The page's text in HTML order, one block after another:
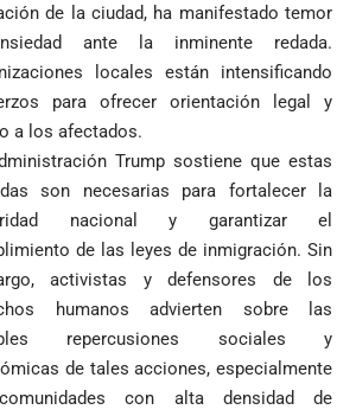
de la ciudad, ha manifestado temor
ante la inminente redada.
locales están intensificando
para ofrecer orientación legal y
a los afectados.
Trump sostiene que estas
son necesarias para fortalecer la
nacional y garantizar el
de las leyes de inmigración. Sin
activistas y defensores de los
humanos advierten sobre las
repercusiones sociales y
de tales acciones, especialmente
con alta densidad de
beneficios a
criminales
1
la salud en
Colombia